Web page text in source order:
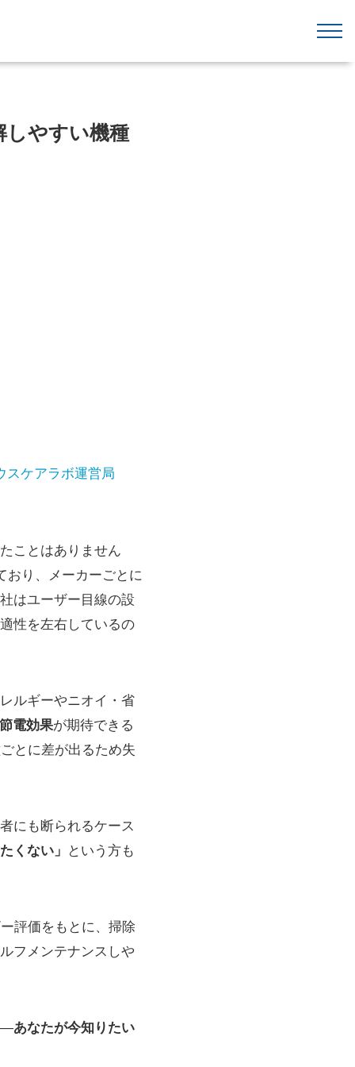
しやすい機種
スケアラボ運営局
ことはありません
おり、メーカーごとに
はユーザー目線の設
性を左右しているの
ルギーやニオイ・省
電効果が期待できる
とに差が出るため失
にも断られるケース
くない」
という方も
評価をもとに、掃除
フメンテナンスしや
あなたが今知りたい